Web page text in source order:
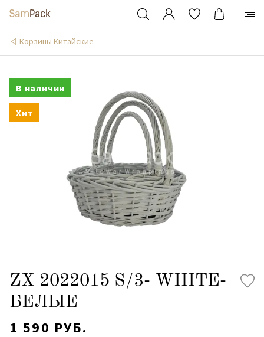
Корзины Китайские
В наличии
Хит
ZX 2022015 S/3- WHITE-
БЕЛЫЕ
1 590 РУБ.